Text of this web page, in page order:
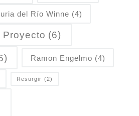
del Río Winne (4)
Proyecto (6)
Ramon Engelmo (4)
Resurgir (2)